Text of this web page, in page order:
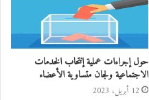
حول إجراءات عملية إنتحاب الخدمات
الاجتماعية ولجان متساوية الأعضاء
12 أبريل، 2023